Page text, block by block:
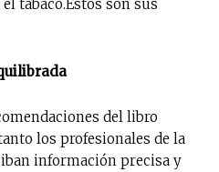
tabaco.Estos son sus
del libro
los profesionales de la
información precisa y